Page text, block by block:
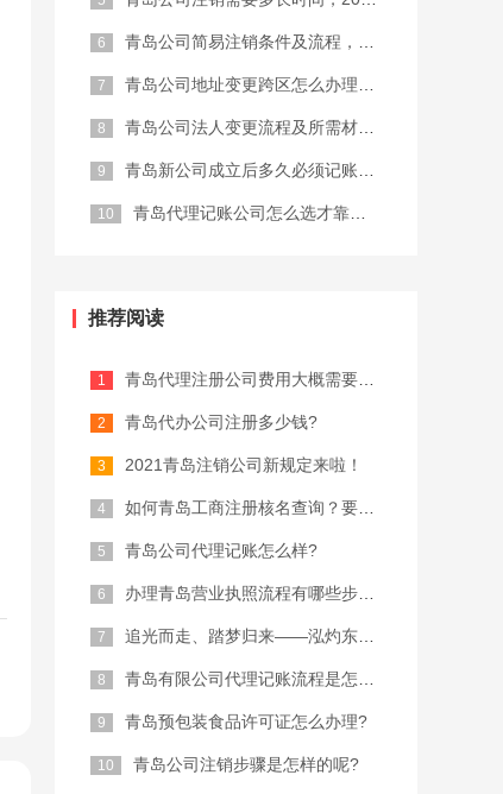
青岛公司简易注销条件及流程，建议收藏...
青岛公司地址变更跨区怎么办理，一篇讲...
青岛公司法人变更流程及所需材料，完整...
青岛新公司成立后多久必须记账报税，2...
青岛代理记账公司怎么选才靠谱，建议收...
推荐阅读
青岛代理注册公司费用大概需要多少？
青岛代办公司注册多少钱?
2021青岛注销公司新规定来啦！
如何青岛工商注册核名查询？要注意什么...
青岛公司代理记账怎么样?
办理青岛营业执照流程有哪些步骤？
追光而走、踏梦归来——泓灼东城十渡游
青岛有限公司代理记账流程是怎样的?
青岛预包装食品许可证怎么办理?
青岛公司注销步骤是怎样的呢?